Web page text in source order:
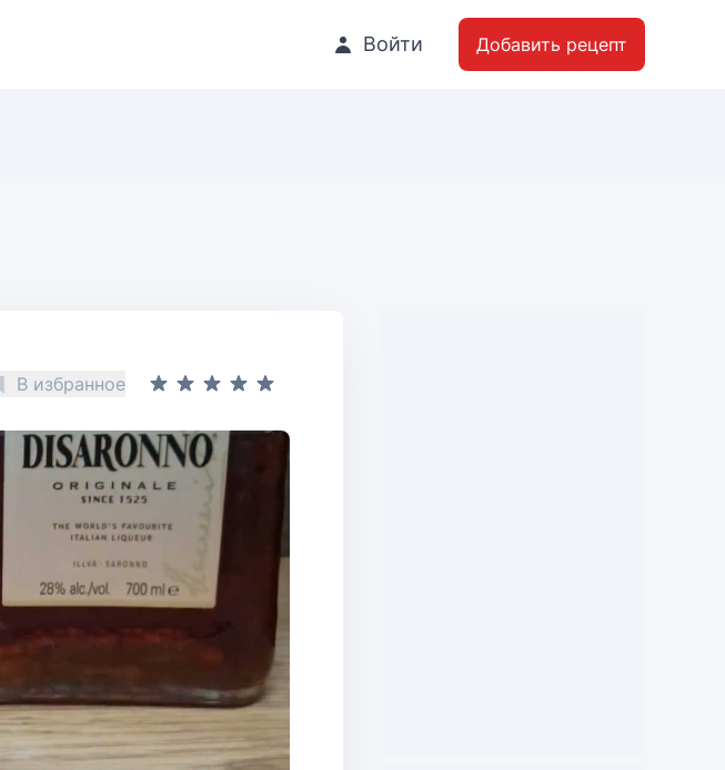
Войти Добавить рецепт
В избранное